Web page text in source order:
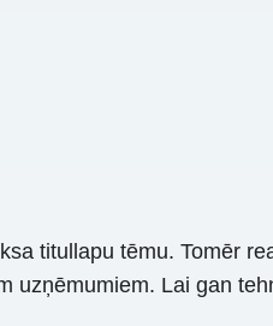
titullapu tēmu. Tomēr
uzņēmumiem. Lai gan